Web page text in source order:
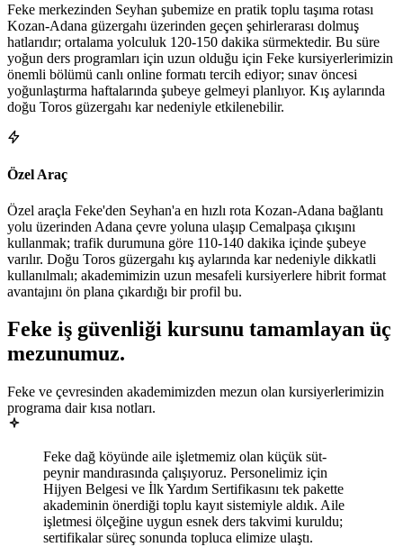
Feke merkezinden Seyhan şubemize en pratik toplu taşıma rotası
Kozan-Adana güzergahı üzerinden geçen şehirlerarası dolmuş
hatlarıdır; ortalama yolculuk 120-150 dakika sürmektedir. Bu süre
yoğun ders programları için uzun olduğu için Feke kursiyerlerimizin
önemli bölümü canlı online formatı tercih ediyor; sınav öncesi
yoğunlaştırma haftalarında şubeye gelmeyi planlıyor. Kış aylarında
doğu Toros güzergahı kar nedeniyle etkilenebilir.
Özel Araç
Özel araçla Feke'den Seyhan'a en hızlı rota Kozan-Adana bağlantı
yolu üzerinden Adana çevre yoluna ulaşıp Cemalpaşa çıkışını
kullanmak; trafik durumuna göre 110-140 dakika içinde şubeye
varılır. Doğu Toros güzergahı kış aylarında kar nedeniyle dikkatli
kullanılmalı; akademimizin uzun mesafeli kursiyerlere hibrit format
avantajını ön plana çıkardığı bir profil bu.
Feke iş güvenliği kursunu tamamlayan üç
mezunumuz.
Feke ve çevresinden akademimizden mezun olan kursiyerlerimizin
programa dair kısa notları.
Feke dağ köyünde aile işletmemiz olan küçük süt-
peynir mandırasında çalışıyoruz. Personelimiz için
Hijyen Belgesi ve İlk Yardım Sertifikasını tek pakette
akademinin önerdiği toplu kayıt sistemiyle aldık. Aile
işletmesi ölçeğine uygun esnek ders takvimi kuruldu;
sertifikalar süreç sonunda topluca elimize ulaştı.